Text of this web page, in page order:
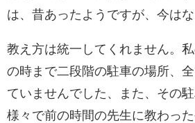
は、昔あったようですが、今はな
教え方は統一してくれません。
の時まで二段階の駐車の場所、
ていませんでした、また、その
様々で前の時間の先生に教わっ